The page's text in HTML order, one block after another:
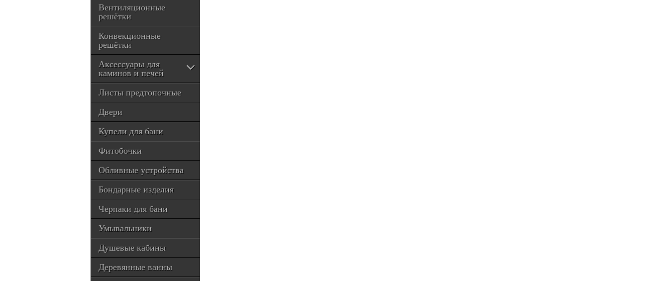
Вентиляционные
решётки
Конвекционные
решётки
Аксессуары для
каминов и печей
Листы предтопочные
Двери
Купели для бани
Фитобочки
Обливные устройства
Бондарные изделия
Черпаки для бани
Умывальники
Душевые кабины
Деревянные ванны